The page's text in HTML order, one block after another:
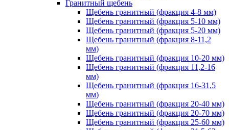
Гранитный щебень
Щебень гранитный (фракция 4-8 мм)
Щебень гранитный (фракция 5-10 мм)
Щебень гранитный (фракция 5-20 мм)
Щебень гранитный (фракция 8-11,2
мм)
Щебень гранитный (фракция 10-20 мм)
Щебень гранитный (фракция 11,2-16
мм)
Щебень гранитный (фракция 16-31,5
мм)
Щебень гранитный (фракция 20-40 мм)
Щебень гранитный (фракция 20-70 мм)
Щебень гранитный (фракция 25-60 мм)